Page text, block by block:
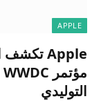
APPLE
التوليدي